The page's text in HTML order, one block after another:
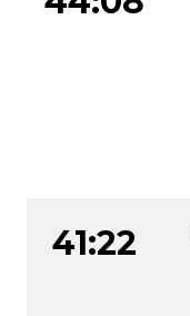
41:22